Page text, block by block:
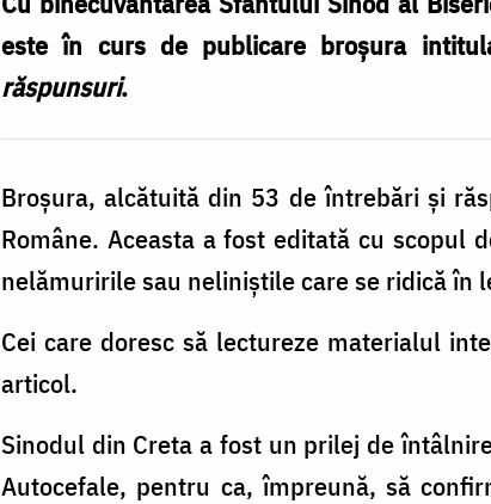
este în curs de publicare broșura
răspunsuri.
Broșura, alcătuită din 53 de întrebări şi
Române. Aceasta a fost editată cu
nelămuririle sau neliniștile care se ridică în
Cei care doresc să lectureze materialul
articol.
Sinodul din Creta a fost un prilej de
Autocefale, pentru ca, împreună, să